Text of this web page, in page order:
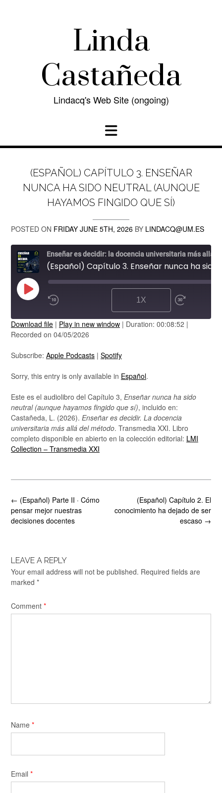
Linda
Castañeda
Lindacq's Web Site (ongoing)
(ESPAÑOL) CAPÍTULO 3. ENSEÑAR
NUNCA HA SIDO NEUTRAL (AUNQUE
HAYAMOS FINGIDO QUE SÍ)
POSTED ON FRIDAY JUNE 5TH, 2026 BY LINDACQ@UM.ES
PLAY
EPISODE
1X
SUBSCRIBE
RSS FEED
SHARE
EMBED
Download file | Play in new window | Duration: 00:08:52 |
Recorded on 04/05/2026
Subscribe: Apple Podcasts | Spotify
Sorry, this entry is only available in Español.
Este es el audiolibro del Capítulo 3, Enseñar nunca ha sido
neutral (aunque hayamos fingido que sí), incluido en:
Castañeda, L. (2026). Enseñar es decidir. La docencia
universitaria más allá del método. Transmedia XXI. Libro
completo disponible en abierto en la colección editorial: LMI
Collection – Transmedia XXI
Post
navigation
(Español) Capítulo 2. El
conocimiento ha dejado de ser
escaso →
← (Español) Parte II · Cómo
pensar mejor nuestras
decisiones docentes
LEAVE A REPLY
Your email address will not be published. Required fields are
marked *
Comment *
Name *
Email *